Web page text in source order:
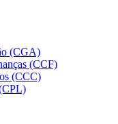
(CGA)
(CCF)
(CCC)